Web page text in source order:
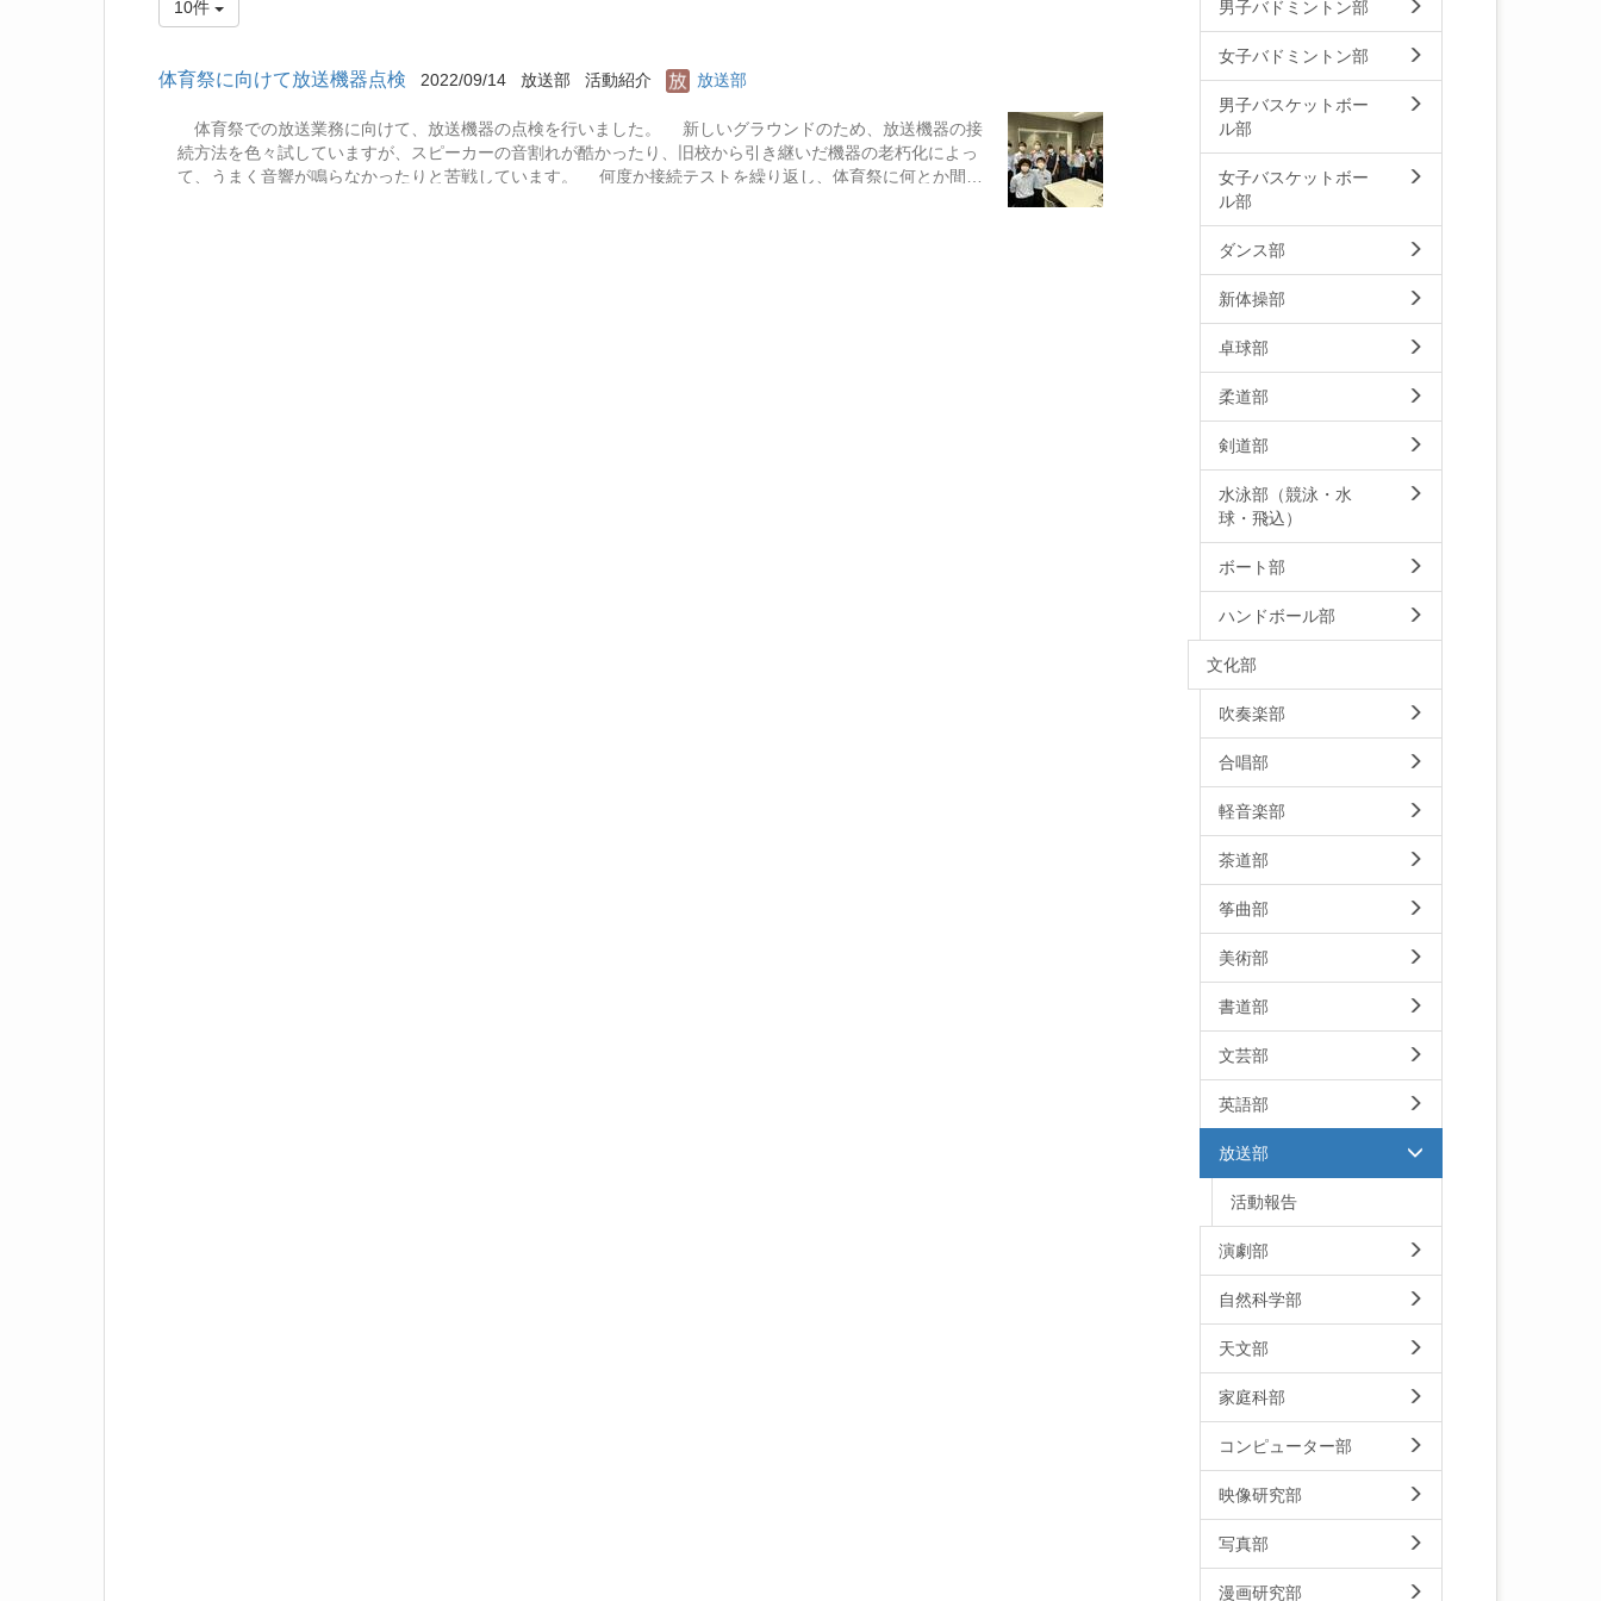
10件
体育祭に向けて放送機器点検 2022/09/14 放送部 活動紹介 放送部
体育祭での放送業務に向けて、放送機器の点検を行いました。 新しいグラウンドのため、放送機器の接
続方法を色々試していますが、スピーカーの音割れが酷かったり、旧校から引き継いだ機器の老朽化によっ
て、うまく音響が鳴らなかったりと苦戦しています。 何度か接続テストを繰り返し、体育祭に何とか間に
男子バドミントン部
女子バドミントン部
男子バスケットボー
ル部
女子バスケットボー
ル部
ダンス部
新体操部
卓球部
柔道部
剣道部
水泳部（競泳・水
球・飛込）
ボート部
ハンドボール部
文化部
吹奏楽部
合唱部
軽音楽部
茶道部
筝曲部
美術部
書道部
文芸部
英語部
放送部
活動報告
演劇部
自然科学部
天文部
家庭科部
コンピューター部
映像研究部
写真部
漫画研究部